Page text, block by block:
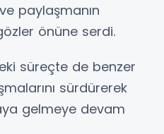
paylaşmanın
önüne serdi.
süreçte de benzer
sürdürerek
gelmeye devam